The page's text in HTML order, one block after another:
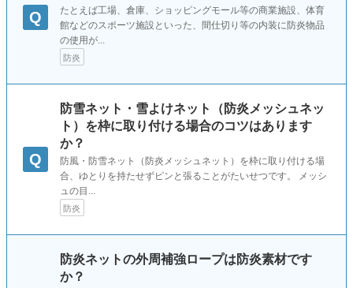
Q
たとえば工場、倉庫、ショッピングモール等の商業施設、体育
館などのスポーツ施設といった、間仕切り等の内装に防炎物品
の使用が...
防炎
Q
防雪ネット・雪よけネット（防炎メッシュネッ
ト）を枠に取り付ける場合のコツはあります
か？
防風・防雪ネット（防炎メッシュネット）を枠に取り付ける場
合、ゆとりを持たせずピンと張ることがたいせつです。 メッシ
ュの目...
防炎
防炎ネットの外周補強ロープは防炎素材です
か？